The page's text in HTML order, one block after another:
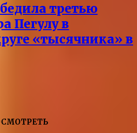
третью
Пегулу в
«тысячника» в